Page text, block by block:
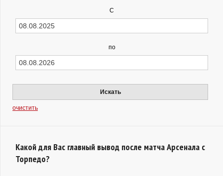
С
по
Искать
очистить
Какой для Вас главный вывод после матча Арсенала с
Торпедо?